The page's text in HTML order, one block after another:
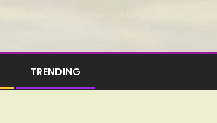
TRENDING